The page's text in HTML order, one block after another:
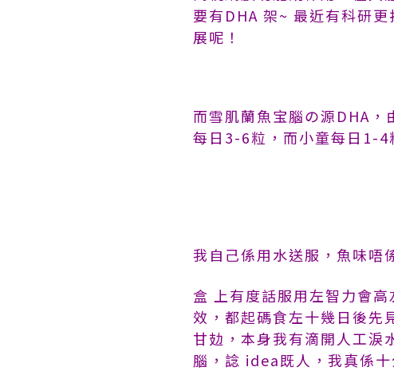
要有DHA 架~ 最近有科研
展呢！
而雪肌蘭魚宝腦の源DHA
每日3-6粒，而小童每日1-4
我自己係用水送服，魚味唔
盒 上有度話服用左智力會
效，都起碼食左十幾日後先
甘攰，本身我有滴開人工淚
腦，諗 idea既人，我真係